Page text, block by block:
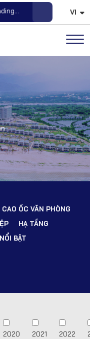
File VI
CAO ỐC VĂN PHÒNG
HẠ TẦNG
NỔI BẬT
2020 2021 2022